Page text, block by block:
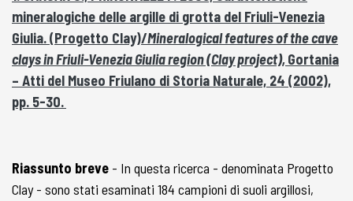
mineralogiche delle argille di grotta del Friuli-Venezia
Giulia. (Progetto Clay)/Mineralogical features of the cave
clays in Friuli-Venezia Giulia region (Clay project),Gortania
– Atti del Museo Friulano di Storia Naturale, 24 (2002),
pp. 5-30.
Riassunto breve - In questa ricerca - denominata Progetto
Clay - sono stati esaminati 184 campioni di suoli argillosi,